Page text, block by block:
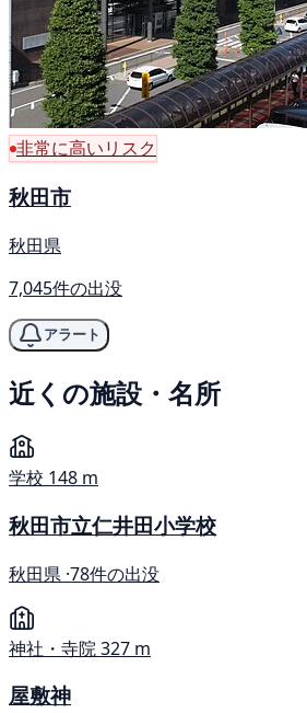
非常に高いリスク
秋田市
秋田県
7,045件の出没
アラート
近くの施設・名所
学校 148 m
秋田市立仁井田小学校
秋田県 ·78件の出没
神社・寺院327 m
屋敷神